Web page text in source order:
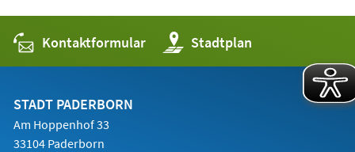
Kontaktformular Stadtplan
(Öffnet
in
einem
STADT PADERBORN
Am Hoppenhof 33
33104 Paderborn